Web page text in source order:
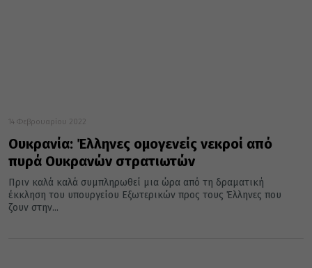
14 Φεβρουαρίου 2022
Ουκρανία: Έλληνες ομογενείς νεκροί από
πυρά Ουκρανών στρατιωτών
Πριν καλά καλά συμπληρωθεί μια ώρα από τη δραματική
έκκληση του υπουργείου Εξωτερικών προς τους Έλληνες που
ζουν στην...